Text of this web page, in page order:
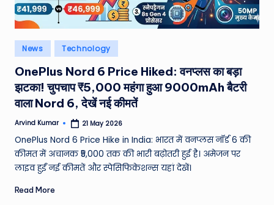
Posted
in
News Technology
OnePlus Nord 6 Price Hiked: वनप्लस का बड़ा
झटका! चुपचाप ₹5,000 महंगा हुआ 9000mAh बैटरी
वाला Nord 6, देखें नई कीमतें
Posted
Arvind Kumar 21 May 2026
OnePlus Nord 6 Price Hike in India: भारत में वनप्लस नॉर्ड 6 की
कीमत में अचानक ₹5,000 तक की भारी बढ़ोतरी हुई है। अमेजन पर
लाइव हुईं नई कीमतें और स्पेसिफिकेशन्स यहां देखें।
Read More